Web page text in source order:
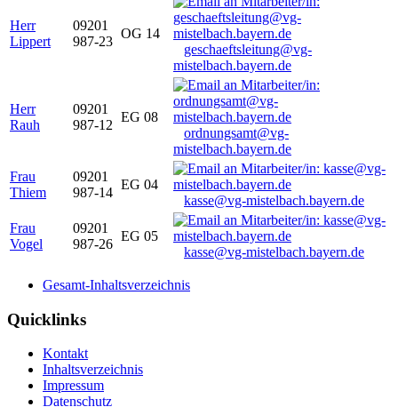
Herr
Lippert
09201
987-23
OG 14
geschaeftsleitung@vg-
mistelbach.bayern.de
Herr
Rauh
09201
987-12
EG 08
ordnungsamt@vg-
mistelbach.bayern.de
Frau
Thiem
09201
987-14
EG 04
kasse@vg-mistelbach.bayern.de
Frau
Vogel
09201
987-26
EG 05
kasse@vg-mistelbach.bayern.de
Gesamt-Inhaltsverzeichnis
Quicklinks
Kontakt
Inhaltsverzeichnis
Impressum
Datenschutz